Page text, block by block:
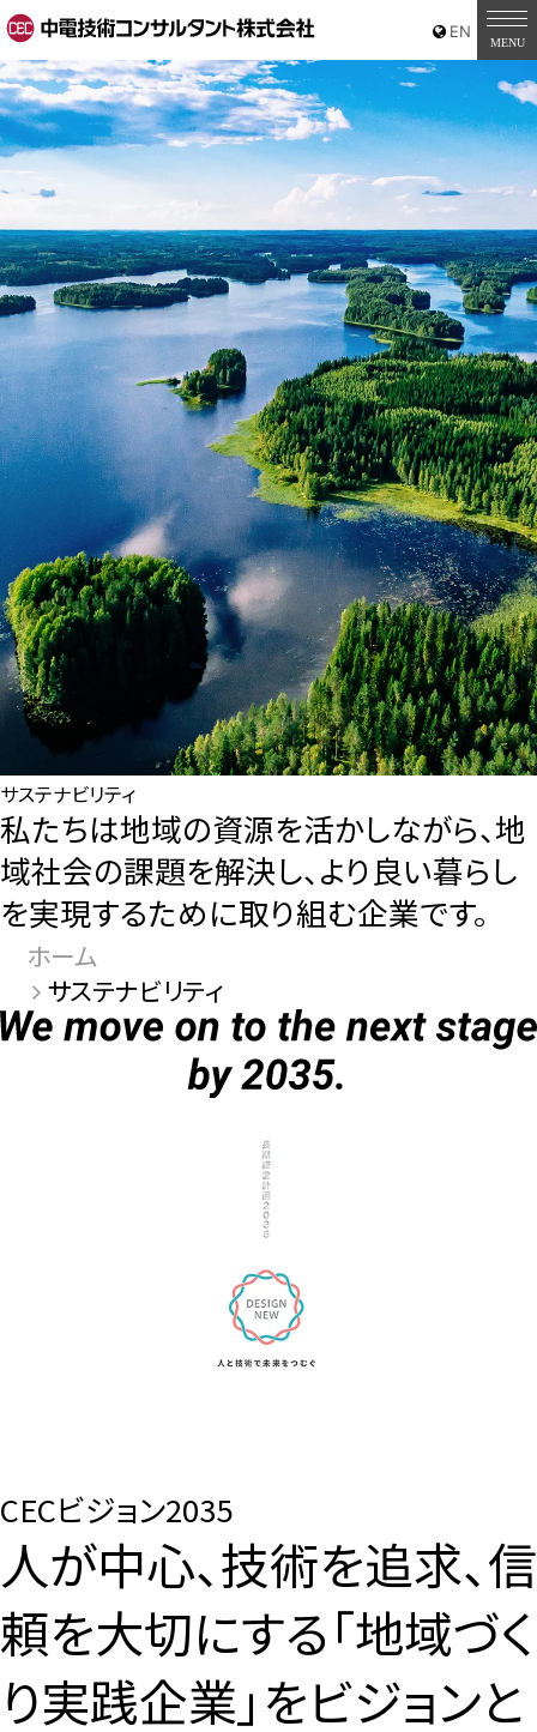
［道路交通部､国土･海洋部､企画部］
サステナビリティ
私たちは地域の資源を活かしながら、地
域社会の課題を解決し、より良い暮らし
を実現するために取り組む企業です。
ホーム
サステナビリティ
CECビジョン2035
人が中心、技術を追求、信
頼を大切にする「地域づく
り実践企業」をビジョンと